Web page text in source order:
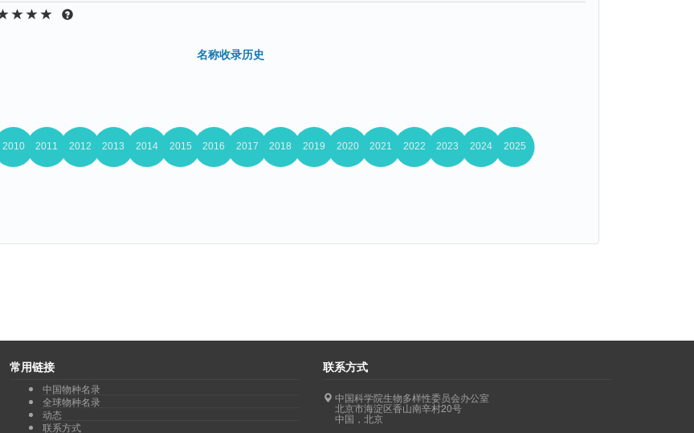
名称收录历史
常用链接
中国物种名录
全球物种名录
动态
联系方式
联系方式
中国科学院生物多样性委员会办公室
北京市海淀区香山南辛村20号
中国，北京